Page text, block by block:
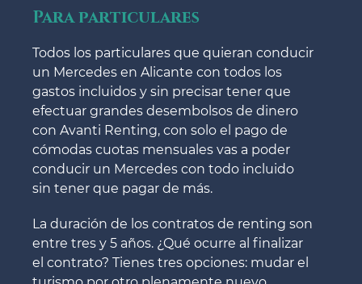
Para particulares
Todos los particulares que quieran conducir
un Mercedes en Alicante con todos los
gastos incluidos y sin precisar tener que
efectuar grandes desembolsos de dinero
con Avanti Renting, con solo el pago de
cómodas cuotas mensuales vas a poder
conducir un Mercedes con todo incluido
sin tener que pagar de más.
La duración de los contratos de renting son
entre tres y 5 años. ¿Qué ocurre al finalizar
el contrato? Tienes tres opciones: mudar el